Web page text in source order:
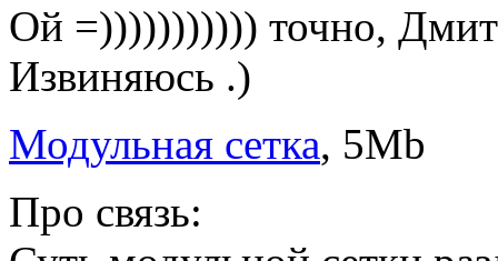
Ой =))))))))))) точно,
Извиняюсь .)
Модульная сетка, 5Mb
Про связь: